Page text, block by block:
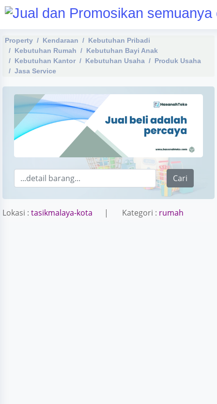
Property Kendaraan
Kebutuhan Pribadi
Kebutuhan Rumah
Kebutuhan Bayi Anak
Kebutuhan Kantor
Kebutuhan Usaha
Produk Usaha
Jasa Service
Cari
Lokasi : tasikmalaya-kota | Kategori : rumah